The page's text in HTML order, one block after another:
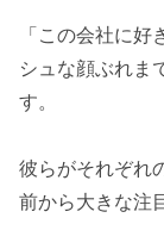
「この会社に
シュな顔ぶれま
す。
彼らがそれぞれ
前から大きな注